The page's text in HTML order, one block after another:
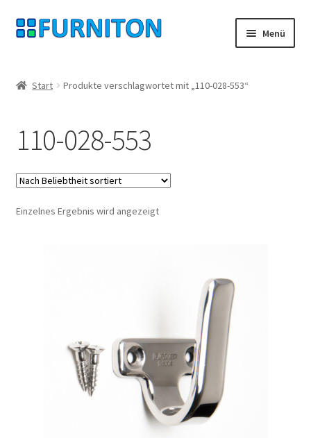
Zur
Navigation
Zum
Inhalt
Menü
Datenschutz
Widerrufsrecht
Kontakt
Start Produkte verschlagwortet mit „110-028-553“
110-028-553
Einzelnes Ergebnis wird angezeigt